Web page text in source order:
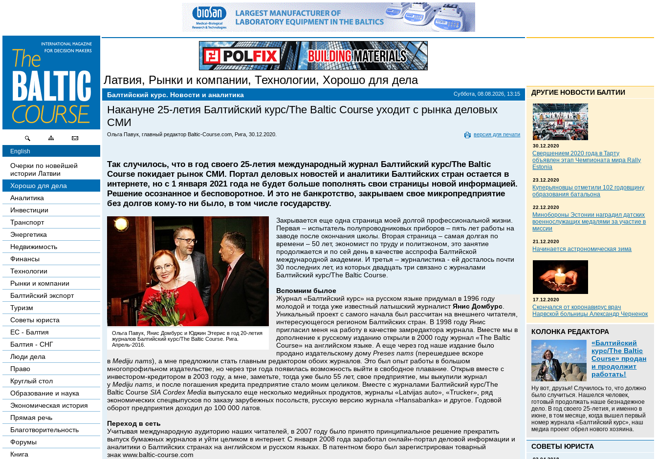
Латвия, Рынки и компании, Технологии, Хорошо для дела
Балтийский курс. Новости и аналитика Суббота, 08.08.2026, 13:15
Накануне 25-летия Балтийский курс/The Baltic Course уходит с рынка деловых
СМИ
Ольга Павук, главный редактор Baltic-Course.com, Рига, 30.12.2020. версия для печати
Так случилось, что в год своего 25-летия международный журнал Балтийский курс/The Baltic
Course покидает рынок СМИ. Портал деловых новостей и аналитики Балтийских стран остается в
интернете, но с 1 января 2021 года не будет больше пополнять свои страницы новой информацией.
Решение осознанное и бесповоротное. И это не банкротство, закрываем свое микропредприятие
без долгов кому-то ни было, в том числе государству.
Ольга Павук, Янис Домбурс и Юджин Этерис в год 20-летия
журналов Балтийский курс/The Baltic Course. Рига.
Апрель-2016.
Закрывается еще одна страница моей долгой профессиональной жизни.
Первая – испытатель полупроводниковых приборов – пять лет работы на
заводе после окончания школы. Вторая страница – самая долгая по
времени – 50 лет, экономист по труду и политэконом, это занятие
продолжается и по сей день в качестве асспрофа Балтийской
международной академии. И третья – журналистика - ей досталось почти
30 последних лет, из которых двадцать три связано с журналами
Балтийский курс/The Baltic Course.
Вспомним былое
Журнал «Балтийский курс» на русском языке придумал в 1996 году
молодой и тогда уже известный латышский журналистЯнис Домбурс
Уникальный проект с самого начала был рассчитан на внешнего читателя,
интересующегося регионом Балтийских стран. В 1998 году Янис
пригласил меня на работу в качестве замредактора журнала. Вместе мы в
дополнение к русскому изданию открыли в 2000 году журнал «The Baltic
Course» на английском языке. А еще через год наше издание было
продано издательскому дому Preses nams (перешедшее вскоре
в Mediju nams), а мне предложили стать главным редактором обоих журналов. Это был опыт работы в большом
многопрофильном издательстве, но через три года появилась возможность выйти в свободное плавание. Открыв вместе с
инвестором-кредитором в 2003 году, а мне, заметьте, тогда уже было 55 лет, свое предприятие, мы выкупили журнал
у Mediju nams , и после погашения кредита предприятие стало моим целиком. Вместе с журналами Балтийский курс/The
Baltic Course SIA Cordex Media выпускало еще несколько медийных продуктов, журналы «Latvijas auto», «Trucker», ряд
экономических спецвыпусков по заказу зарубежных посольств, русскую версию журнала «Hansabanka» и другое. Годовой
оборот предприятия доходил до 100 000 латов.
Переход в сеть
Учитывая международную аудиторию наших читателей, в 2007 году было принято принципиальное решение прекратить
выпуск бумажных журналов и уйти целиком в интернет. С января 2008 года заработал онлайн-портал деловой информации и
аналитики о Балтийских странах на английском и русском языках. В патентном бюро был зарегистрирован товарный
знак www.baltic-course.com
English
Очерки по новейшей
истории Латвии
Хорошо для дела
Аналитика
Инвестиции
Транспорт
Энергетика
Недвижимость
Финансы
Технологии
Рынки и компании
Балтийский экспорт
Туризм
Советы юриста
ЕС - Балтия
Балтия - СНГ
Люди дела
Право
Круглый стол
Образование и наука
Экономическая история
Прямая речь
Благотворительность
Форумы
Книга
ДРУГИЕ НОВОСТИ БАЛТИИ
30.12.2020
Свершением 2020 года в Тарту
объявлен этап Чемпионата мира Rally
Estonia
23.12.2020
Куперьяновцы отметили 102 годовщину
образования батальона
22.12.2020
Минобороны Эстонии наградил датских
военнослужащих медалями за участие в
миссии
21.12.2020
Начинается астрономическая зима
17.12.2020
Скончался от коронавирус врач
Нарвской больницы Александр Черненок
КОЛОНКА РЕДАКТОРА
«Балтийский
курс/The Baltic
Course» продан
и продолжит
работать!
Ну вот, друзья! Случилось то, что должно
было случиться. Нашелся человек,
готовый продолжать наше безнадежное
дело. В год своего 25-летия, и именно в
июне, в том месяце, когда вышел первый
номер журнала «Балтийский курс», наш
медиа проект обрел нового хозяина.
СОВЕТЫ ЮРИСТА